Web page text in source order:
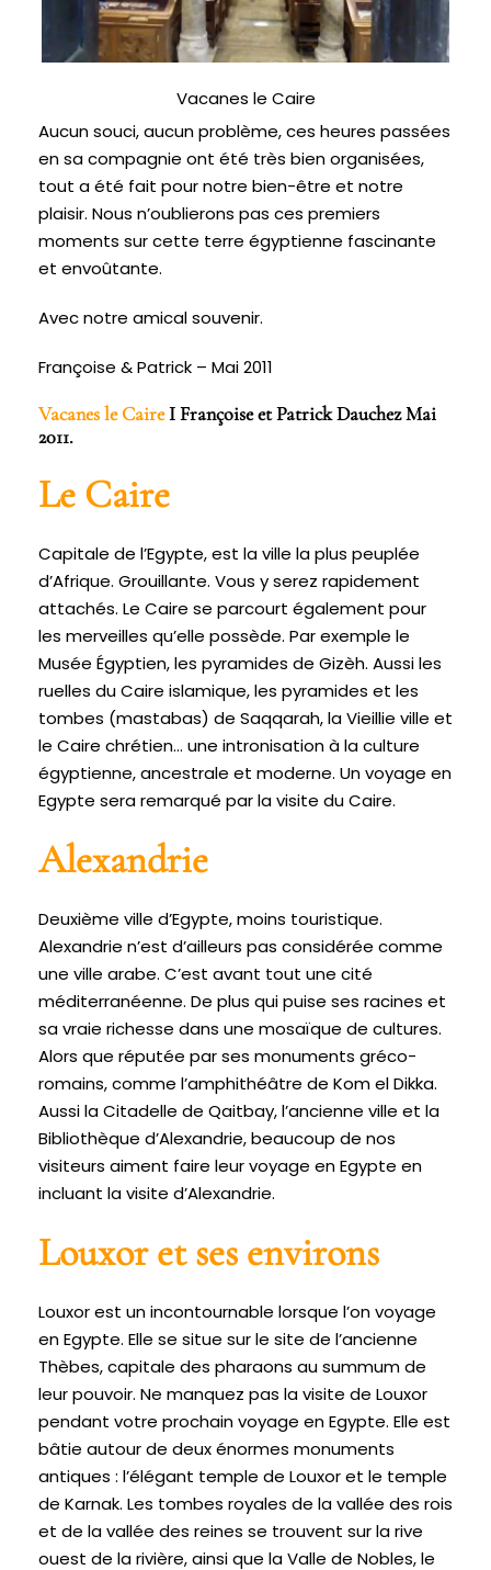
Vacanes le Caire
Aucun souci, aucun problème, ces heures passées
en sa compagnie ont été très bien organisées,
tout a été fait pour notre bien-être et notre
plaisir. Nous n’oublierons pas ces premiers
moments sur cette terre égyptienne fascinante
et envoûtante.
Avec notre amical souvenir.
Françoise & Patrick – Mai 2011
Vacanes le CaireI Françoise et Patrick Dauchez Mai
2011.
Le Caire
Capitale de l’Egypte, est la ville la plus peuplée
d’Afrique. Grouillante. Vous y serez rapidement
attachés. Le Caire se parcourt également pour
les merveilles qu’elle possède. Par exemple le
Musée Égyptien, les pyramides de Gizèh. Aussi les
ruelles du Caire islamique, les pyramides et les
tombes (mastabas) de Saqqarah, la Vieillie ville et
le Caire chrétien… une intronisation à la culture
égyptienne, ancestrale et moderne. Un voyage en
Egypte sera remarqué par la visite du Caire.
Alexandrie
Deuxième ville d’Egypte, moins touristique.
Alexandrie n’est d’ailleurs pas considérée comme
une ville arabe. C’est avant tout une cité
méditerranéenne. De plus qui puise ses racines et
sa vraie richesse dans une mosaïque de cultures.
Alors que réputée par ses monuments gréco-
romains, comme l’amphithéâtre de Kom el Dikka.
Aussi la Citadelle de Qaitbay, l’ancienne ville et la
Bibliothèque d’Alexandrie, beaucoup de nos
visiteurs aiment faire leur voyage en Egypte en
incluant la visite d’Alexandrie.
Louxor et ses environs
Louxor est un incontournable lorsque l’on voyage
en Egypte. Elle se situe sur le site de l’ancienne
Thèbes, capitale des pharaons au summum de
leur pouvoir. Ne manquez pas la visite de Louxor
pendant votre prochain voyage en Egypte. Elle est
bâtie autour de deux énormes monuments
antiques : l’élégant temple de Louxor et le temple
de Karnak. Les tombes royales de la vallée des rois
et de la vallée des reines se trouvent sur la rive
ouest de la rivière, ainsi que la Valle de Nobles, le